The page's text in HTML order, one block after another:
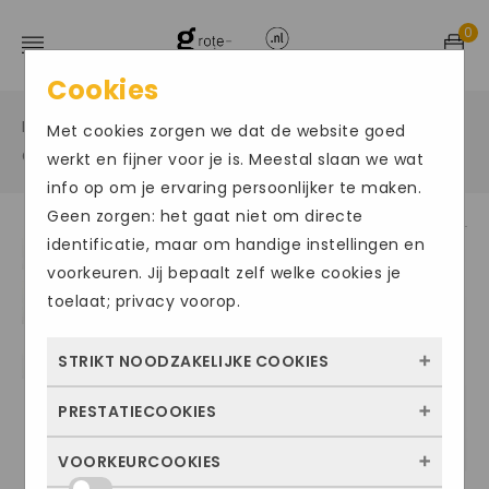
0
Home / Grote maten sportschoenen /
Grote maat zaalschoenen /
Size Chart
Cookies
Met cookies zorgen we dat de website goed
werkt en fijner voor je is. Meestal slaan we wat
info op om je ervaring persoonlijker te maken.
Geen zorgen: het gaat niet om directe
identificatie, maar om handige instellingen en
voorkeuren. Jij bepaalt zelf welke cookies je
toelaat; privacy voorop.
STRIKT NOODZAKELIJKE COOKIES
Deze cookies zorgen ervoor dat de website
kunnen niet worden uitgezet. Meestal
PRESTATIECOOKIES
Met deze cookies zien we hoe vaak onze
VOORKEURCOOKIES